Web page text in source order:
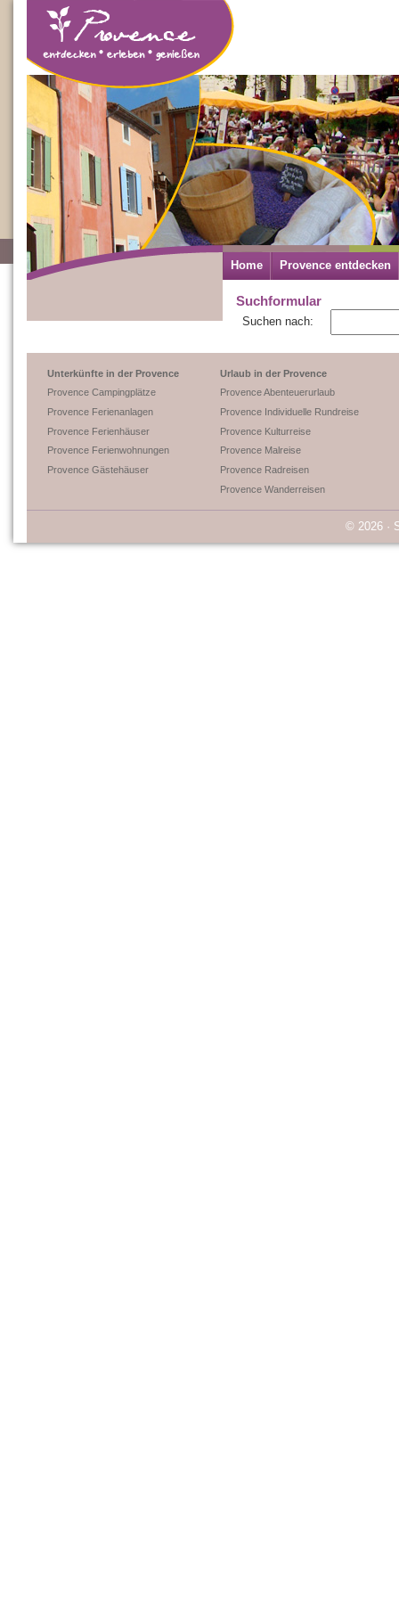
Home Provence entdecken
Suchformular
Suchen nach:
Unterkünfte in der Provence
Provence Campingplätze
Provence Ferienanlagen
Provence Ferienhäuser
Provence Ferienwohnungen
Provence Gästehäuser
Urlaub in der Provence
Provence Abenteuerurlaub
Provence Individuelle Rundreise
Provence Kulturreise
Provence Malreise
Provence Radreisen
Provence Wanderreisen
© 2026 ·